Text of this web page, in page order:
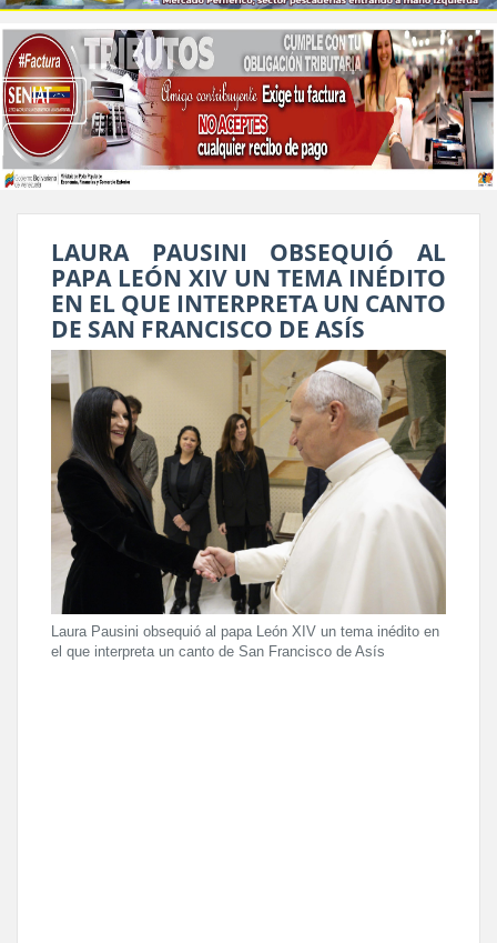
LAURA PAUSINI OBSEQUIÓ AL
PAPA LEÓN XIV UN TEMA INÉDITO
EN EL QUE INTERPRETA UN CANTO
DE SAN FRANCISCO DE ASÍS
Laura Pausini obsequió al papa León XIV un tema inédito en
el que interpreta un canto de San Francisco de Asís